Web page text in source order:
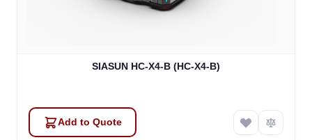
SIASUN HC-X4-B (HC-X4-B)
Add to Quote